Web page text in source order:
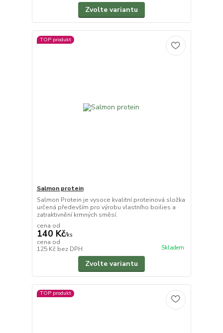
Zvolte variantu
TOP produkt
Salmon protein
Salmon Protein je vysoce kvalitní proteinová složka
určená především pro výrobu vlastního boilies a
zatraktivnění krmných směsí.
cena od
140 Kč/ks
cena od
125 Kč bez DPH Skladem
Zvolte variantu
TOP produkt